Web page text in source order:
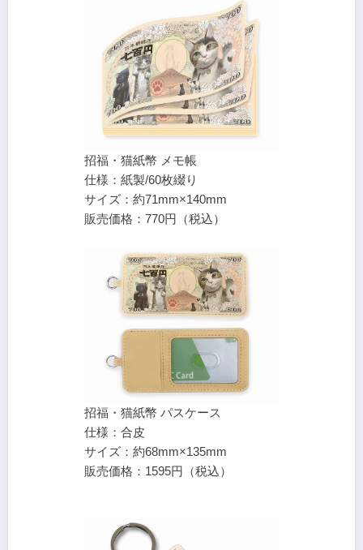
招福・猫紙幣 メモ帳
仕様：紙製/60枚綴り
サイズ：約71mm×140mm
販売価格：770円（税込）
招福・猫紙幣 パスケース
仕様：合皮
サイズ：約68mm×135mm
販売価格：1595円（税込）